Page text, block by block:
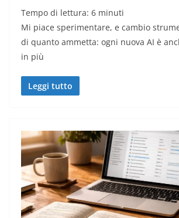
Tempo di lettura: 6 minuti
Mi piace sperimentare, e cambio
di quanto ammetta: ogni nuova AI è
in più
Leggi tutto